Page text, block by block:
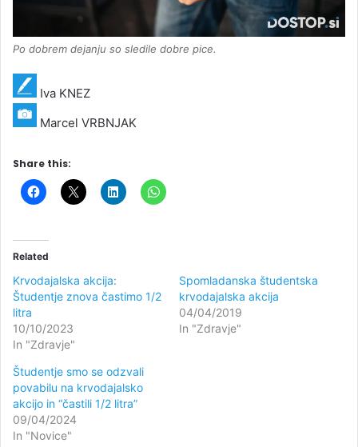
Po dobrem dejanju so sledile dobre pice.
Iva KNEZ
Marcel VRBNJAK
Share this:
Related
Krvodajalska akcija:
Študentje znova častimo 1/2
litra
10/10/2023
In "Zdravje"
Spomladanska študentska
krvodajalska akcija
04/04/2019
In "Zdravje"
Študentje smo se odzvali
povabilu na krvodajalsko
akcijo in “častili 1/2 litra”
09/04/2024
In "Novice"